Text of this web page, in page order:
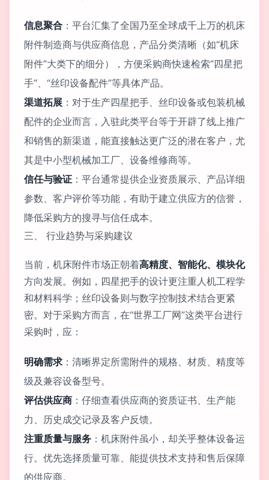
信息聚合 ：平台汇集了全国乃至全球成千上万的机床
附件制造商与供应商信息，产品分类清晰（如“机床
附件”大类下的细分），方便采购商快速检索“四星把
手”、“丝印设备配件”等具体产品。
渠道拓展 ：对于生产四星把手、丝印设备或包装机械
配件的企业而言，入驻此类平台等于开辟了线上推广
和销售的新渠道，能直接触达更广泛的潜在客户，尤
其是中小型机械加工厂、设备维修商等。
信任与验证 ：平台通常提供企业资质展示、产品详细
参数、客户评价等功能，有助于建立供应方的信誉，
降低采购方的搜寻与信任成本。
三、 行业趋势与采购建议
当前，机床附件市场正朝着高精度、智能化、模块化
方向发展。例如，四星把手的设计更注重人机工程学
和材料科学；丝印设备则与数字控制技术结合更紧
密。对于采购方而言，在“世界工厂网”这类平台进行
采购时，应：
明确需求 ：清晰界定所需附件的规格、材质、精度等
级及兼容设备型号。
评估供应商 ：仔细查看供应商的资质证书、生产能
力、历史成交记录及客户反馈。
注重质量与服务 ：机床附件虽小，却关乎整体设备运
行。优先选择质量可靠、能提供技术支持和售后保障
的供应商。